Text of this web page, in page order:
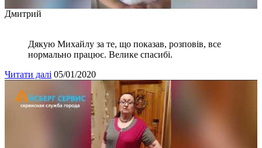
Дмитрий
Дякую Михайлу за те, що показав, розповів, все
нормально працює. Велике спасибі.
Читати далі 05/01/2020